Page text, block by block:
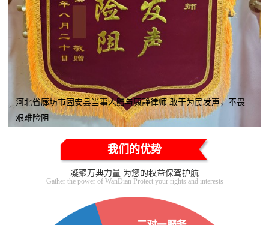
河北省廊坊市固安县当事人赠与康静律师 敢于为民发声，不畏
艰难险阻
我们的优势
凝聚万典力量 为您的权益保驾护航
Gather the power of WanDian Protect your rights and interests